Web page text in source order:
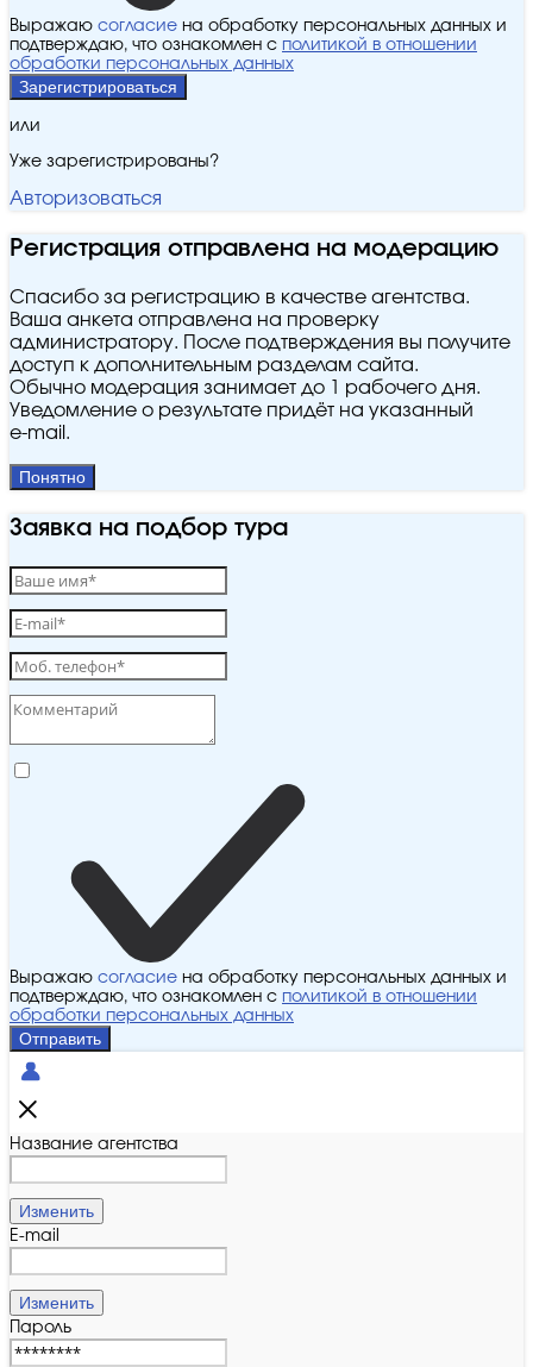
Выражаю согласие на обработку персональных данных и
подтверждаю, что ознакомлен с политикой в отношении
обработки персональных данных
Зарегистрироваться
или
Уже зарегистрированы?
Авторизоваться
Регистрация отправлена на модерацию
Спасибо за регистрацию в качестве агентства.
Ваша анкета отправлена на проверку
администратору. После подтверждения вы получите
доступ к дополнительным разделам сайта.
Обычно модерация занимает до 1 рабочего дня.
Уведомление о результате придёт на указанный
e‑mail.
Понятно
Заявка на подбор тура
Выражаю согласие на обработку персональных данных и
подтверждаю, что ознакомлен с политикой в отношении
обработки персональных данных
Отправить
Название агентства
Изменить
E-mail
Изменить
Пароль